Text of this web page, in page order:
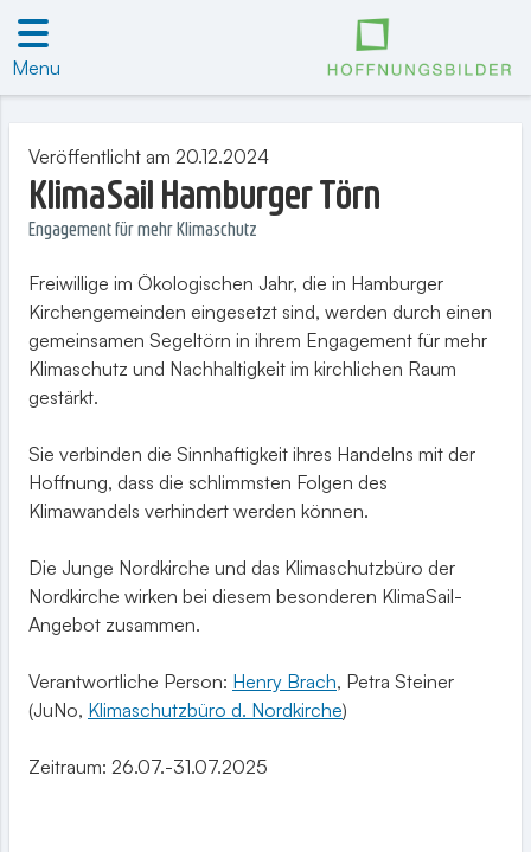
Menu
Veröffentlicht am 20.12.2024
KlimaSail Hamburger Törn
Engagement für mehr Klimaschutz
Freiwillige im Ökologischen Jahr, die in Hamburger
Kirchengemeinden eingesetzt sind, werden durch einen
gemeinsamen Segeltörn in ihrem Engagement für mehr
Klimaschutz und Nachhaltigkeit im kirchlichen Raum
gestärkt.
Sie verbinden die Sinnhaftigkeit ihres Handelns mit der
Hoffnung, dass die schlimmsten Folgen des
Klimawandels verhindert werden können.
Die Junge Nordkirche und das Klimaschutzbüro der
Nordkirche wirken bei diesem besonderen KlimaSail-
Angebot zusammen.
Verantwortliche Person: Henry Brach, Petra Steiner
(JuNo, Klimaschutzbüro d. Nordkirche)
Zeitraum: 26.07.-31.07.2025